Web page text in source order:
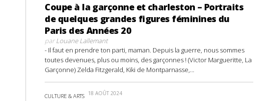
Coupe à la garçonne et charleston – Portraits
de quelques grandes figures féminines du
Paris des Années 20
parLouane Lallemant
- Il faut en prendre ton parti, maman. Depuis la guerre, nous sommes
toutes devenues, plus ou moins, des garçonnes ! (Victor Margueritte, La
Garçonne) Zelda Fitzgerald, Kiki de Montparnasse,...
CULTURE & ARTS 18 AOÛT 2024